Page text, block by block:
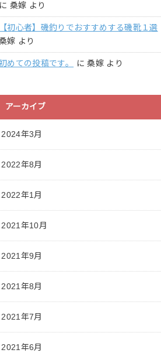
に 桑嫁 より
【初心者】磯釣りでおすすめする磯靴１選
嫁 より
めての投稿です。 に桑嫁より
アーカイブ
2024年3月
2022年8月
2022年1月
2021年10月
2021年9月
2021年8月
2021年7月
2021年6月